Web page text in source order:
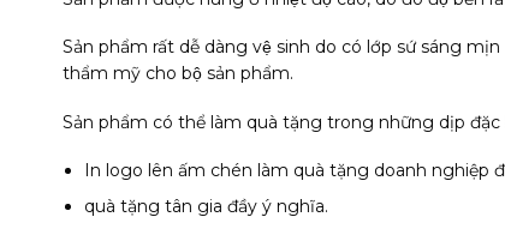
Sản phẩm rất dễ dàng vệ sinh do có lớp sứ sáng
thẩm mỹ cho bộ sản phẩm.
Sản phẩm có thể làm quà tặng trong những dịp đặc
In logo lên ấm chén làm quà tặng doanh nghiệp
quà tặng tân gia đầy ý nghĩa.